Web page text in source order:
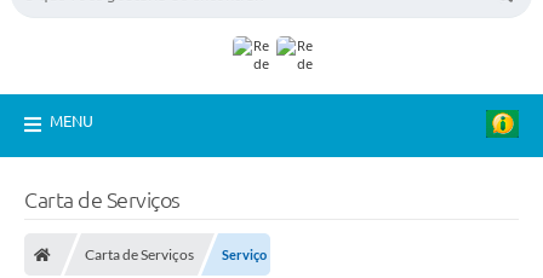
MENU
Carta de Serviços
Carta de Serviços Serviço